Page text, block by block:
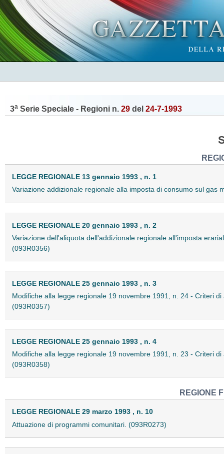
3a Serie Speciale - Regioni n. 29 del 24-7-1993
LEGGE REGIONALE 13 gennaio 1993 , n. 1
Variazione addizionale regionale alla imposta di consumo sul
LEGGE REGIONALE 20 gennaio 1993 , n. 2
Variazione dell'aliquota dell'addizionale regionale all'imposta
(093R0356)
LEGGE REGIONALE 25 gennaio 1993 , n. 3
Modifiche alla legge regionale 19 novembre 1991, n. 24 - Criteri
(093R0357)
LEGGE REGIONALE 25 gennaio 1993 , n. 4
Modifiche alla legge regionale 19 novembre 1991, n. 23 - Criteri di
(093R0358)
REGIONE
LEGGE REGIONALE 29 marzo 1993 , n. 10
Attuazione di programmi comunitari. (093R0273)